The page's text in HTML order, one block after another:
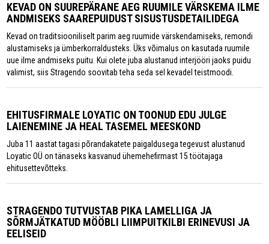
KEVAD ON SUUREPÄRANE AEG RUUMILE VÄRSKEMA ILME
ANDMISEKS SAAREPUIDUST SISUSTUSDETAILIDEGA
Kevad on traditsiooniliselt parim aeg ruumide värskendamiseks, remondi
alustamiseks ja ümberkorraldusteks. Üks võimalus on kasutada ruumile
uue ilme andmiseks puitu. Kui olete juba alustanud interjööri jaoks puidu
valimist, siis Stragendo soovitab teha seda sel kevadel teistmoodi.
EHITUSFIRMALE LOYATIC ON TOONUD EDU JULGE
LAIENEMINE JA HEAL TASEMEL MEESKOND
Juba 11 aastat tagasi põranda­katete paigaldusega tegevust alustanud
Loyatic OÜ on tänaseks kasvanud ühemehefirmast 15 töötajaga
ehitusettevõtteks.
STRAGENDO TUTVUSTAB PIKA LAMELLIGA JA
SÕRMJÄTKATUD MÖÖBLI LIIMPUITKILBI ERINEVUSI JA
EELISEID